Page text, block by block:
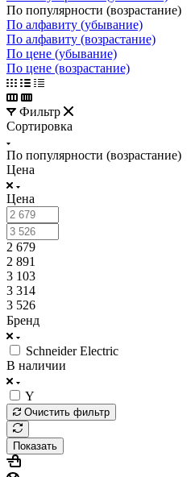
По популярности (возрастание)
По алфавиту (убывание)
По алфавиту (возрастание)
По цене (убывание)
По цене (возрастание)
Фильтр
Сортировка
По популярности (возрастание)
Цена
Цена
2 679
2 891
3 103
3 314
3 526
Бренд
Schneider Electric
В наличии
Y
Очистить фильтр
Показать